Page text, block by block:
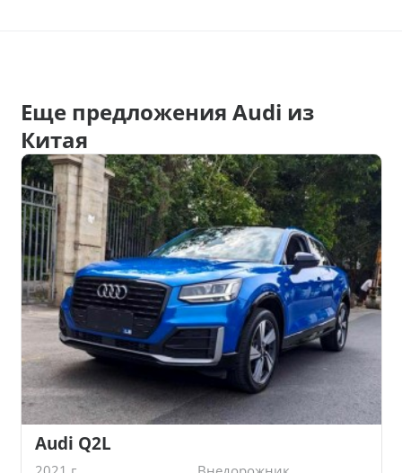
Еще предложения Audi из
Китая
Audi Q2L